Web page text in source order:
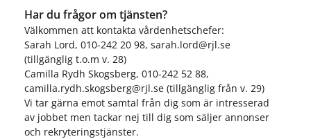
Har du frågor om tjänsten?
Välkommen att kontakta vårdenhetschefer:
Sarah Lord, 010-242 20 98, sarah.lord@rjl.se
(tillgänglig t.o.m v. 28)
Camilla Rydh Skogsberg, 010-242 52 88,
camilla.rydh.skogsberg@rjl.se (tillgänglig från v. 29)
Vi tar gärna emot samtal från dig som är intresserad
av jobbet men tackar nej till dig som säljer annonser
och rekryteringstjänster.